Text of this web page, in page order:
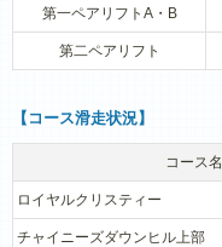
第一ペアリフトA・B
第二ペアリフト
【コース滑走状況】
コース名
ロイヤルクリスティー
チャイニーズダウンヒル上部